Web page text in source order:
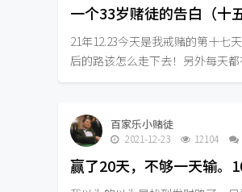
一个33岁赌徒的告白（十五
21年12.23今天是我戒赌的第十七
后的路该怎么走下去！另外每天
百家乐小赌徒
2021-12-23 12104
赢了20天，不够一天输。